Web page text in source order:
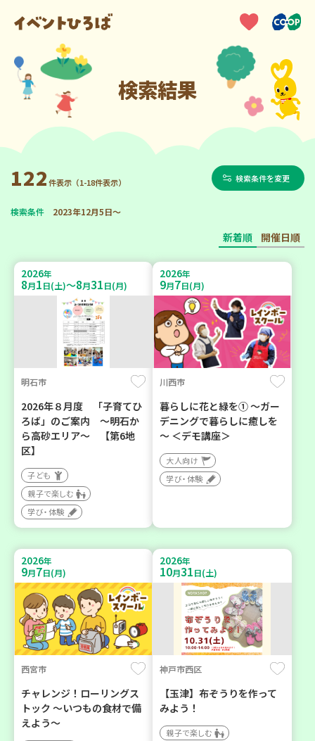
検索結果
122件表示（1-18件表示） 検索条件を変更
検索条件 2023年12月5日～
新着順 開催日順
2026年
8月1日(土)～8月31日(月)
明石市
2026年８月度 「子育てひ
ろば」のご案内 ～明石か
ら高砂エリア～ 【第6地
区】
子ども
親子で楽しむ
学び・体験
2026年
9月7日(月)
川西市
暮らしに花と緑を① ～ガー
デニングで暮らしに癒しを
～ ＜デモ講座＞
大人向け
学び・体験
2026年
9月7日(月)
西宮市
チャレンジ！ローリングス
トック ～いつもの食材で備
えよう～
2026年
10月31日(土)
神戸市西区
【玉津】布ぞうりを作って
みよう！
親子で楽しむ